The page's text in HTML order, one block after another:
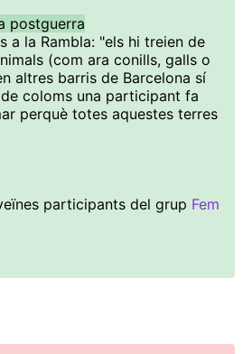
postguerra
a la Rambla: "els hi treien de
(com ara conills, galls o
altres barris de Barcelona sí
coloms una participant fa
perquè totes aquestes terres
participants del grup Fem